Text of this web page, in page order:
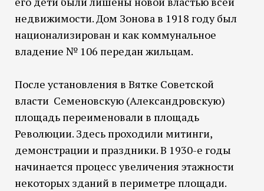
недвижимости. Дом Зонова в 1918 году был
национализирован и как коммунальное
владение № 106 передан жильцам.
После установления в Вятке Советской
власти Семеновскую (Александровскую)
площадь переименовали в площадь
Революции. Здесь проходили митинги,
демонстрации и праздники. В 1930-е годы
начинается процесс увеличения этажности
некоторых зданий в периметре площади.